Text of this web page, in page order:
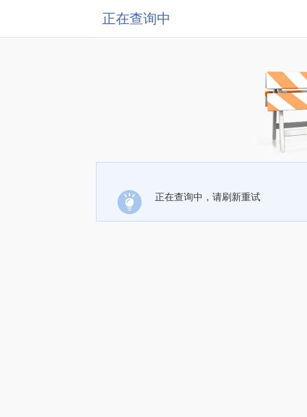
正在查询中
正在查询中，请刷新重试